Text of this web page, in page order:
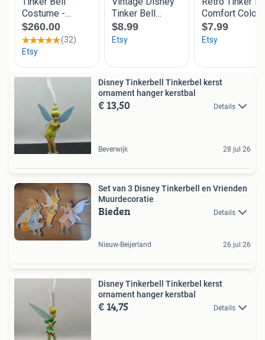
Disney Tinkerbell Tinkerbel kerst
ornament hanger kerstbal
€ 13,50 Details
Beverwijk 28 jul 26
Set van 3 Disney Tinkerbell en Vrienden
Muurdecoratie
Bieden Details
Nieuw-Beijerland 26 jul 26
Disney Tinkerbell Tinkerbel kerst
ornament hanger kerstbal
€ 14,75 Details